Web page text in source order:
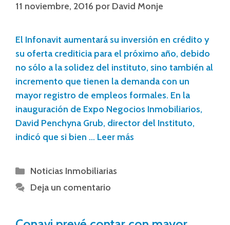
11 noviembre, 2016 por David Monje
El Infonavit aumentará su inversión en crédito y
su oferta crediticia para el próximo año, debido
no sólo a la solidez del instituto, sino también al
incremento que tienen la demanda con un
mayor registro de empleos formales. En la
inauguración de Expo Negocios Inmobiliarios,
David Penchyna Grub, director del Instituto,
indicó que si bien … Leer más
Noticias Inmobiliarias
Deja un comentario